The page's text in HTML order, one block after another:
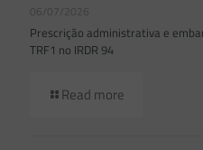
06/07/2026
Prescrição administrativa e
TRF1 no IRDR 94
Read more